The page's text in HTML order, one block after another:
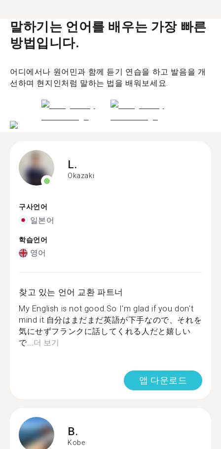
말하기는 언어를 배우는 가장 빠른
방법입니다.
어디에서나 원어민과 함께 듣기 연습을 하고 발음을 개
선하며 현지인처럼 말하는 법을 배워보세요.
L.
Okazaki
구사언어
일본어
학습언어
영어
찾고 있는 언어 교환 파트너
My English is not good.So I'm glad if you don't
mind it.自分はまだまだ英語が下手なので、それを
気にせずフランクに話してくれる人だと嬉しい
で...더 보기
앱 다운로드
B.
Kobe